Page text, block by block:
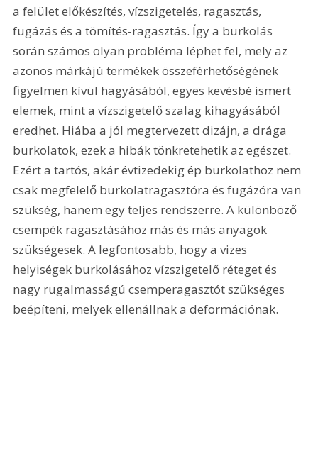
a felület előkészítés, vízszigetelés, ragasztás,
fugázás és a tömítés-ragasztás. Így a burkolás
során számos olyan probléma léphet fel, mely az
azonos márkájú termékek összeférhetőségének
figyelmen kívül hagyásából, egyes kevésbé ismert
elemek, mint a vízszigetelő szalag kihagyásából
eredhet. Hiába a jól megtervezett dizájn, a drága
burkolatok, ezek a hibák tönkretehetik az egészet.
Ezért a tartós, akár évtizedekig ép burkolathoz nem
csak megfelelő burkolatragasztóra és fugázóra van
szükség, hanem egy teljes rendszerre. A különböző
csempék ragasztásához más és más anyagok
szükségesek. A legfontosabb, hogy a vizes
helyiségek burkolásához vízszigetelő réteget és
nagy rugalmasságú csemperagasztót szükséges
beépíteni, melyek ellenállnak a deformációnak.